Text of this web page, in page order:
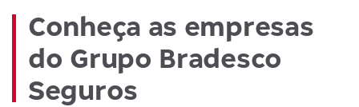
Conheça as empresas
do Grupo Bradesco
Seguros